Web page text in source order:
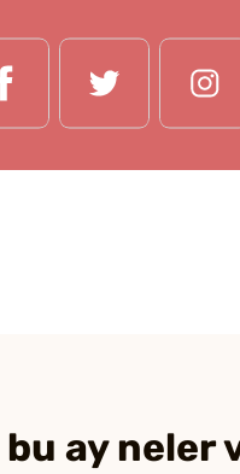
ay neler